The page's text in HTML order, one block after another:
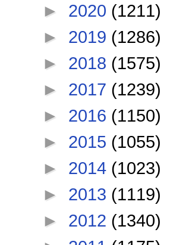
► 2020 (1211)
► 2019 (1286)
► 2018 (1575)
► 2017 (1239)
► 2016 (1150)
► 2015 (1055)
► 2014 (1023)
► 2013 (1119)
► 2012 (1340)